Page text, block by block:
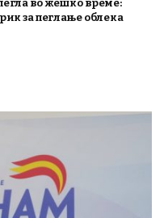
во жешко време:
за пеглање облека